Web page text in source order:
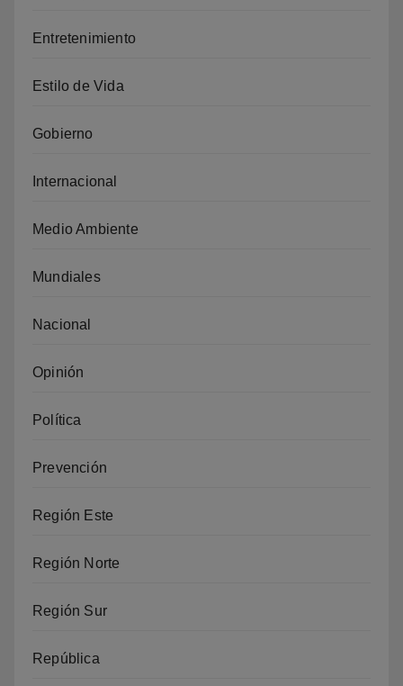
Entretenimiento
Estilo de Vida
Gobierno
Internacional
Medio Ambiente
Mundiales
Nacional
Opinión
Política
Prevención
Región Este
Región Norte
Región Sur
República